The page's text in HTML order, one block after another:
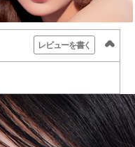
レビューを書く